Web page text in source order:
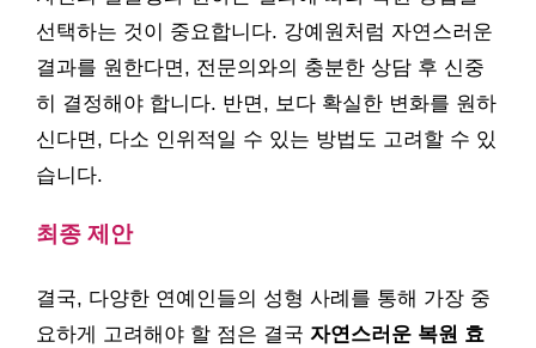
선택하는 것이 중요합니다. 강예원처럼 자연스러운
결과를 원한다면, 전문의와의 충분한 상담 후 신중
히 결정해야 합니다. 반면, 보다 확실한 변화를 원하
신다면, 다소 인위적일 수 있는 방법도 고려할 수 있
습니다.
최종 제안
결국, 다양한 연예인들의 성형 사례를 통해 가장 중
요하게 고려해야 할 점은 결국 자연스러운 복원 효